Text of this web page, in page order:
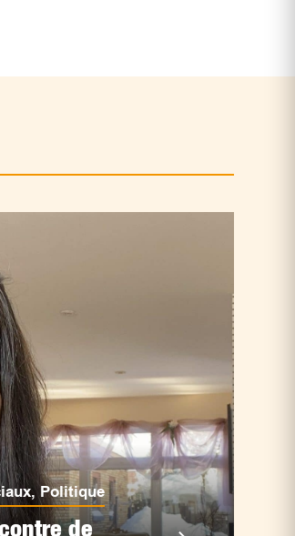
, Politique
de